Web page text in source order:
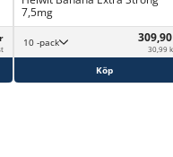
7,5mg
10 -pack 309,90
30,99
Köp